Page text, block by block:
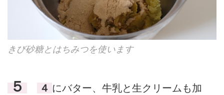
きび砂糖とはちみつを使います
５ ４ にバター、牛乳と生クリームも加